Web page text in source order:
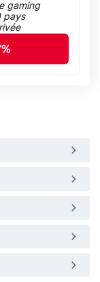
gaming
pays